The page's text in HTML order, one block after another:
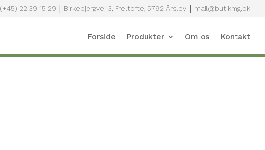
(+45) 22 39 15 29 | Birkebjergvej 3, Freltofte, 5792 Årslev| mail@butikmg.dk
Forside Produkter Om os Kontakt